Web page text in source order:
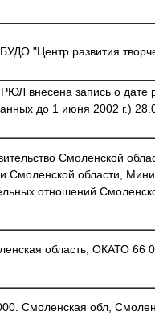
"Центр развития
внесена запись о дате
до 1 июня 2002 г.)
Смоленской
Смоленской области,
отношений
область, ОКАТО 66
Смоленская обл,